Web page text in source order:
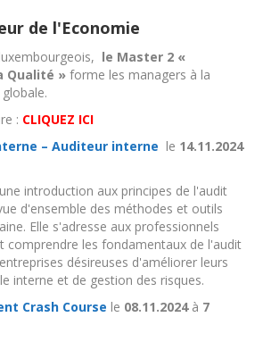
de l'Economie
le Master 2 «
Qualité » forme les managers à la
: CLIQUEZ ICI
– Auditeur interne le 14.11.2024
introduction aux principes de l'audit
d'ensemble des méthodes et outils
Elle s'adresse aux professionnels
comprendre les fondamentaux de l'audit
désireuses d'améliorer leurs
interne et de gestion des risques.
Crash Course le 08.11.2024à 7